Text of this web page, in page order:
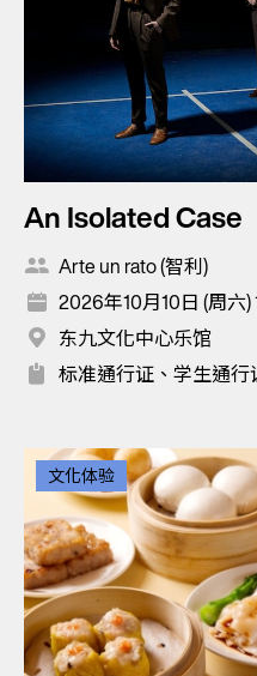
An Isolated Case
Arte un rato (智利)
2026年10月10日 (周六)
东九文化中心乐馆
标准通行证、学生通行
文化体验